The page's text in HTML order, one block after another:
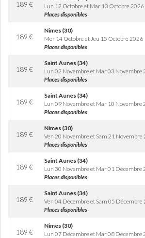
189 €
Lun 12 Octobre et Mar 13 Octobre 2026
Places disponibles
189 €
Nimes (30)
Mer 14 Octobre et Jeu 15 Octobre 2026
Places disponibles
189 €
Saint Aunes (34)
Lun 02 Novembre et Mar 03 Novembre
Places disponibles
189 €
Saint Aunes (34)
Lun 09 Novembre et Mar 10 Novembre
Places disponibles
189 €
Nimes (30)
Ven 20 Novembre et Sam 21 Novembre
Places disponibles
189 €
Saint Aunes (34)
Lun 30 Novembre et Mar 01 Décembre
Places disponibles
189 €
Saint Aunes (34)
Ven 04 Décembre et Sam 05 Décembre
Places disponibles
189 €
Nimes (30)
Lun 07 Décembre et Mar 08 Décembre